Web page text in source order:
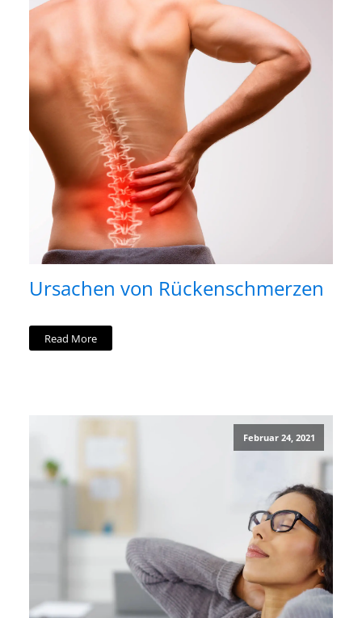
Ursachen von Rückenschmerzen
Read More
Februar 24, 2021